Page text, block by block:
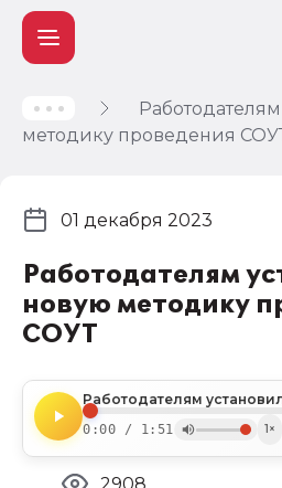
методику проведения
Работодателям
новую методику
СОУТ
0:00 / 1:51 1×
01 декабря 2023
2908
Учет и
налогообложение